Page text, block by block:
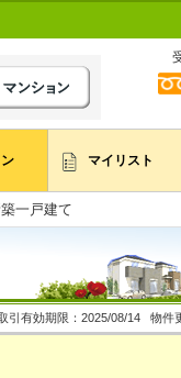
マイリスト
一戸建て
引有効期限：2025/08/14 物件